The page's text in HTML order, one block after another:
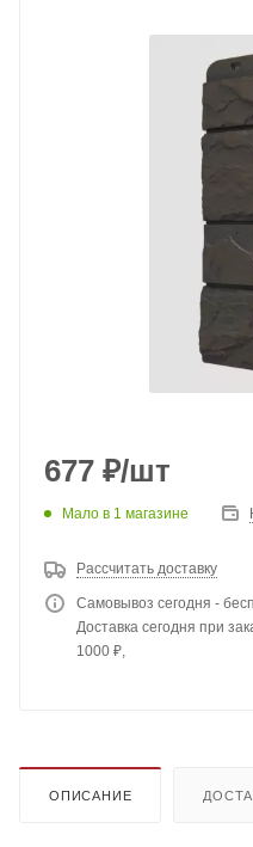
677 ₽/шт
Мало в 1 магазине
Рассчитать доставку
Самовывоз сегодня -
Доставка сегодня при
1000 ₽,
ОПИСАНИЕ